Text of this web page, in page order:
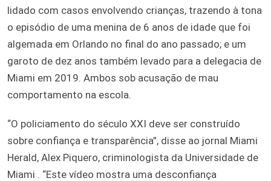
lidado com casos envolvendo crianças, trazendo à tona
o episódio de uma menina de 6 anos de idade que foi
algemada em Orlando no final do ano passado; e um
garoto de dez anos também levado para a delegacia de
Miami em 2019. Ambos sob acusação de mau
comportamento na escola.
“O policiamento do século XXI deve ser construído
sobre confiança e transparência”, disse ao jornal Miami
Herald, Alex Piquero, criminologista da Universidade de
Miami . “Este vídeo mostra uma desconfiança